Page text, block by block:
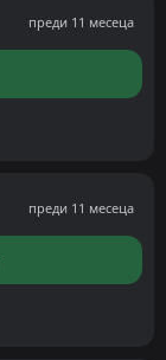
преди 11 месеца
преди 11 месеца